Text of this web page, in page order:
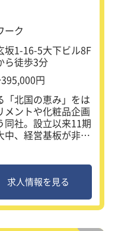
製品、遊技機器が
他輸送機器等の案
案件受注時に組織
みてアサ イン）
事内容＞
車メーカー等)に配
お任せします。
ーク
坂1-16-5大下ビル8F
ら徒歩3分
円
「北国の恵み」をは
メントや化粧品企画
同社。設立以来11期
中、経営基板が非常
管理部門では人事
、社長直下で2名
務や経理を社外に
ための取りまとめを
求人情報を見る